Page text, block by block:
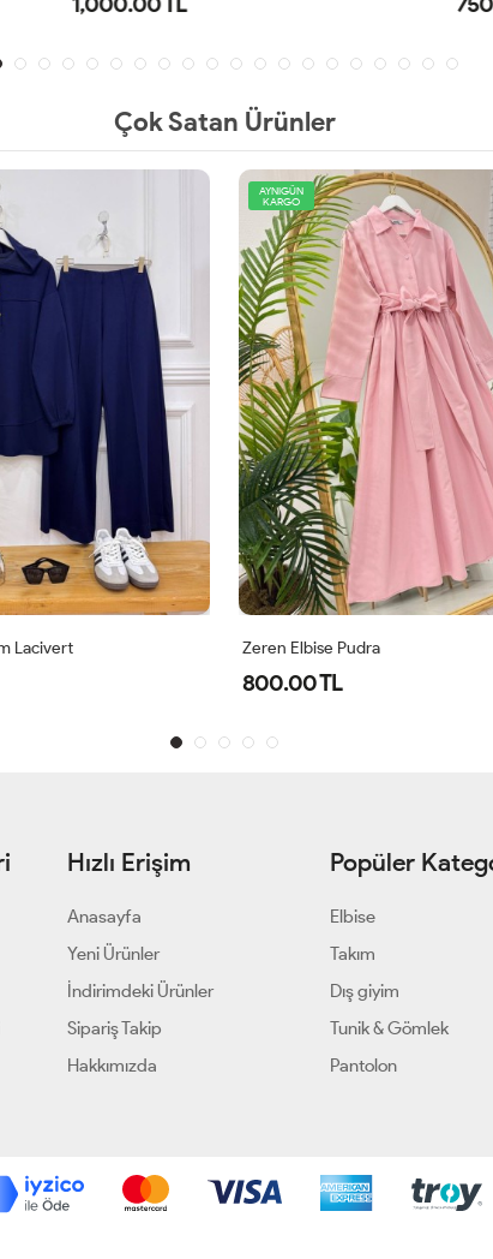
Çok Satan Ürünler
AYNIGÜN
KARGO
Zeren Elbise Mor
800.00 TL
Hızlı Erişim
Anasayfa
Yeni Ürünler
İndirimdeki Ürünler
Sipariş Takip
Hakkımızda
Popüler
Elbise
Takım
Dış giyim
Tunik & Gömlek
Pantolon